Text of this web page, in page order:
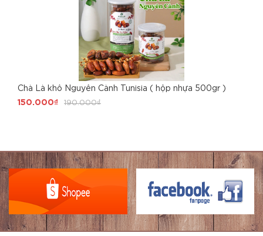
Chà Là khô Nguyên Cành Tunisia ( hộp nhựa 500gr )
150.000₫
190.000₫